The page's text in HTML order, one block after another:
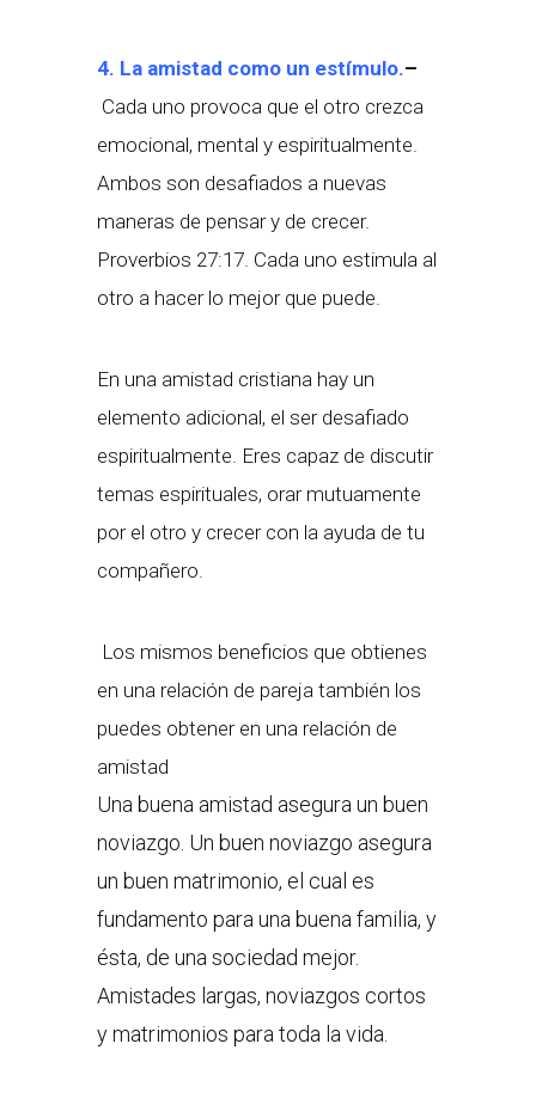
4. La amistad como un estímulo.–
Cada uno provoca que el otro crezca
emocional, mental y espiritualmente.
Ambos son desafiados a nuevas
maneras de pensar y de crecer.
Proverbios 27:17. Cada uno estimula al
otro a hacer lo mejor que puede.
En una amistad cristiana hay un
elemento adicional, el ser desafiado
espiritualmente. Eres capaz de discutir
temas espirituales, orar mutuamente
por el otro y crecer con la ayuda de tu
compañero.
Los mismos beneficios que obtienes
en una relación de pareja también los
puedes obtener en una relación de
amistad
Una buena amistad asegura un buen
noviazgo. Un buen noviazgo asegura
un buen matrimonio, el cual es
fundamento para una buena familia, y
ésta, de una sociedad mejor.
Amistades largas, noviazgos cortos
y matrimonios para toda la vida.